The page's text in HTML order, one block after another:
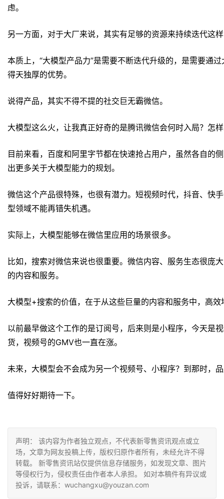
虑。
另一方面，对于大厂来说，其实有足够的资源来持续迭代这
本质上，“大模型产品力”是需要不断迭代升级的，是需要通
得天独厚的优势。
说得产品，其实不得不提的社交巨无霸微信。
大模型这么火，让我真正好奇的是腾讯微信会何时入局？怎
目前来看，百度和阿里字节都在快速抢占用户，虽然各自的
出更多关于大模型能力的规划。
微信这个产品很特殊，也很有潜力。短视频时代，抖音、快
型领域不能再错失机遇。
实际上，大模型能够在微信里应用的场景很多。
比如，搜索对微信来说也很重要。微信内容、服务生态很庞
的内容和服务。
大模型+搜索的价值，在于从这些巨量的内容和服务中，高
以前最早做这个工作的是订阅号，后来则是小程序，今天是
货，视频号的GMV也一直在涨。
未来，大模型会不会成为另一个视频号、小程序？到那时，
值得好好期待一下。
声明： 该内容为作者独立观点，不代表新零售资讯观点或立
场，文章为网友投稿上传，版权归原作者所有，未经允许不得
转载。 新零售资讯站仅提供信息存储服务，如发现文章、图片
等侵权行为，侵权责任由作者本人承担。 如对本稿件有异议或
投诉，请联系：wuchangxu@youzan.com